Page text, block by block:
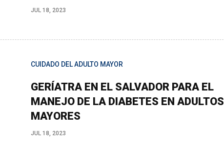
JUL 18, 2023
CUIDADO DEL ADULTO MAYOR
GERÍATRA EN EL SALVADOR PARA EL
MANEJO DE LA DIABETES EN ADULTOS
MAYORES
JUL 18, 2023